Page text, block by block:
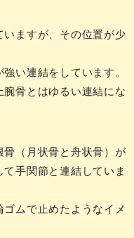
ますが、その位置が少
い連結をしています。
骨とはゆるい連結にな
（月状骨と舟状骨）が
手関節と連結していま
ムで止めたようなイメ